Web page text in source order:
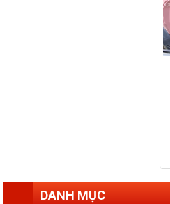
DANH MỤC